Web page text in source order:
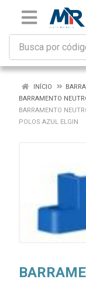
INÍCIO
BARRAMENTO
BARRAMENTO
POLOS AZUL ELGIN